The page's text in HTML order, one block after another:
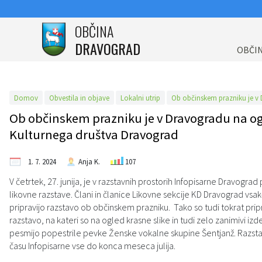
OBČINA
DRAVOGRAD
Domov Obvestila in objave Lokalni utrip
Ob občinskem prazniku je v Dravogradu na
Kulturnega društva Dravograd
1. 7. 2024 Anja K. 107
V četrtek, 27. junija, je v razstavnih prostorih Infopisarne
likovne razstave. Člani in članice Likovne sekcije KD Dravograd
pripravijo razstavo ob občinskem prazniku. Tako so tudi tokrat
razstavo, na kateri so na ogled krasne slike in tudi zelo zanimivi
pesmijo popestrile pevke Ženske vokalne skupine Šentjanž.
času Infopisarne vse do konca meseca julija.
OBČINA
Predstavitev občine
Grb in zastava
Občinski praznik
Občinski nagrajenci
Krajevne skupnosti
Varstvo osebnih podatkov
Katalog informacij javnega značaja
ORGANI OBČINE
Podžupan občine
OBČINSKI SVET
Nadzorni odbor
Občinska volilna komisija (OVK)
Medobčinska uprava občin Mežiške doline in Občine Dravograd
Civilna zaščita in reševanje
OBČINSKI SVET
Seje občinskega sveta
Komisije in odbori
OBČINSKA UPRAVA
Imenik zaposlenih
Uradne ure - delovni čas
OBVESTILA IN OBJAVE
Novice in objave
Za dojenju prijazno mesto
Lokalni utrip
Dogodki in prireditve
Zapore cest
E-OBČINA
Predlogi in pobude
Vprašajte občino
Bodite obveščeni
LOKALNO
Javni zavodi
Društva in združenja
Dravograd zdravo mesto
Analize pitne vode
Slovo naših občanov
TURIZEM
O turizmu
Kažipoti
Posebnosti in poti
Znamenitosti
Gostinstvo
Prenočišča
Za pričetek iskanja kliknite na puščico >